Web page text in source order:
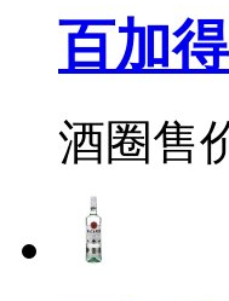
百加
酒圈售